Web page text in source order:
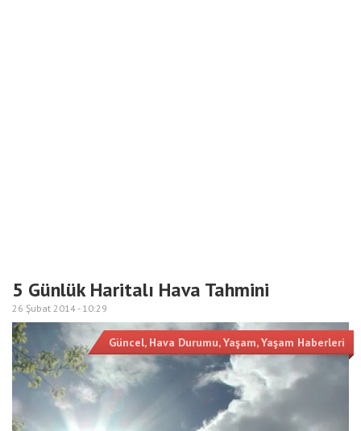
5 Günlük Haritalı Hava Tahmini
26 Şubat 2014 - 10:29
Güncel, Hava Durumu,Yaşam,Yaşam Haberleri